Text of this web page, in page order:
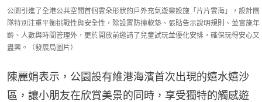
公園引進了全港公共空間首個雲朵形狀的戶外充氣遊樂設施「片片雲海」，設計團
隊特別注重平衡挑戰性與安全性，除設置防撞軟墊、張貼告示說明規則、並實施年
齡、人數與時間管理外，更於開放前邀請了兒童試玩並優化安排，確保玩得安心又
盡興。（發展局圖片）
陳麗娟表示，公園設有維港海濱首次出現的嬉水嬉沙
區，讓小朋友在欣賞美景的同時，享受獨特的觸感遊